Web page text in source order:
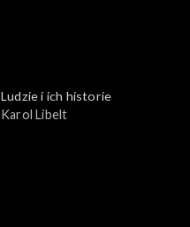
Ludzie i ich historie
Karol Libelt